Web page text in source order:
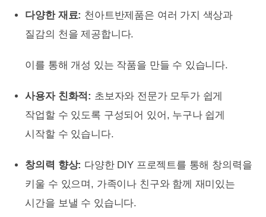
다양한 재료: 천아트반제품은 여러 가지 색상과
질감의 천을 제공합니다.
이를 통해 개성 있는 작품을 만들 수 있습니다.
사용자 친화적: 초보자와 전문가 모두가 쉽게
작업할 수 있도록 구성되어 있어, 누구나 쉽게
시작할 수 있습니다.
창의력 향상: 다양한 DIY 프로젝트를 통해 창의력을
키울 수 있으며, 가족이나 친구와 함께 재미있는
시간을 보낼 수 있습니다.